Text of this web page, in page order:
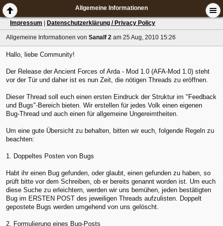
Allgemeine Informationen
Impressum Datenschutzerklärung / Privacy Policy
Allgemeine Informationen von Sanalf 2 am 25 Aug, 2010 15:26
Hallo, liebe Community!
Der Release der Ancient Forces of Arda - Mod 1.0 (AFA-Mod 1.0) steht
vor der Tür und daher ist es nun Zeit, die nötigen Threads zu eröffnen.
Dieser Thread soll euch einen ersten Eindruck der Struktur im "Feedback
und Bugs"-Bereich bieten. Wir erstellen für jedes Volk einen eigenen
Bug-Thread und auch einen für allgemeine Ungereimtheiten.
Um eine gute Übersicht zu behalten, bitten wir euch, folgende Regeln zu
beachten:
1. Doppeltes Posten von Bugs
Habt ihr einen Bug gefunden, oder glaubt, einen gefunden zu haben, so
prüft bitte vor dem Schreiben, ob er bereits genannt worden ist. Um euch
diese Suche zu erleichtern, werden wir uns bemühen, jeden bestätigten
Bug im ERSTEN POST des jeweiligen Threads aufzulisten. Doppelt
gepostete Bugs werden umgehend von uns gelöscht.
2. Formulierung eines Bug-Posts